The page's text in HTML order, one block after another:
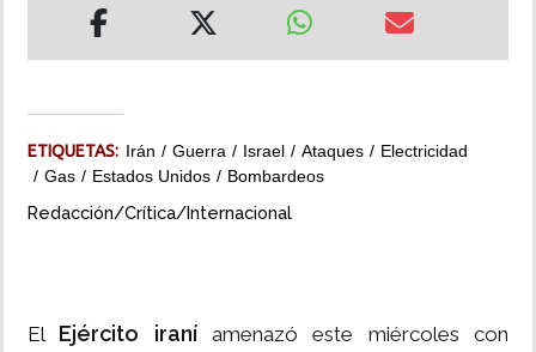
ETIQUETAS: Irán Guerra Israel Ataques
Electricidad
Gas
Estados Unidos Bombardeos
Redacción/Crítica/Internacional
El Ejército iraníamenazó este miércoles con